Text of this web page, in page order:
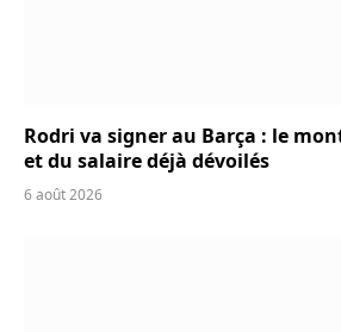
Rodri va signer au Barça : le
et du salaire déjà dévoilés
6 août 2026